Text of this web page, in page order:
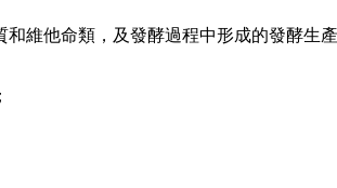
維他命類，及發酵過程中形成的發酵生